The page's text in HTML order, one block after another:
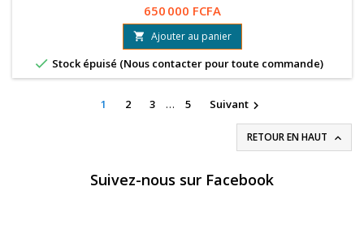
650 000 FCFA
 Ajouter au panier
 Stock épuisé (Nous contacter pour toute commande)
1 2 3 … 5 Suivant 
RETOUR EN HAUT 
Suivez-nous sur Facebook